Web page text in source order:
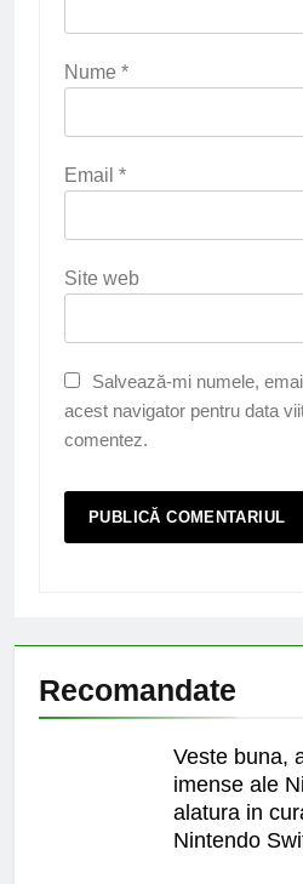
Nume *
Email *
Site web
Salvează-mi numele,
acest navigator pentru data
comentez.
Recomandate
Veste buna,
imense ale
alatura in
Nintendo